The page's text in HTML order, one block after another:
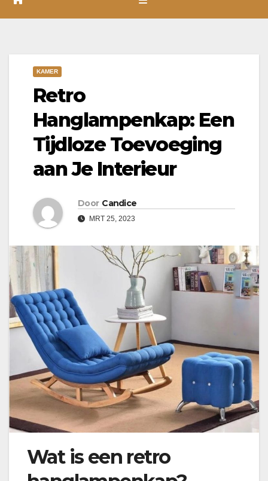
KAMER
Retro
Hanglampenkap: Een
Tijdloze Toevoeging
aan Je Interieur
Door Candice
MRT 25, 2023
Wat is een retro